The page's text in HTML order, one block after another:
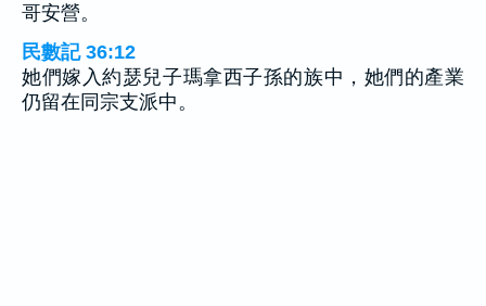
哥安營。
民數記 36:12
她們嫁入約瑟兒子瑪拿西子孫的族中，她們的產業
仍留在同宗支派中。